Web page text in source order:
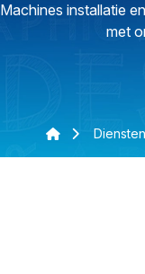
Machines installatie
met
Diensten